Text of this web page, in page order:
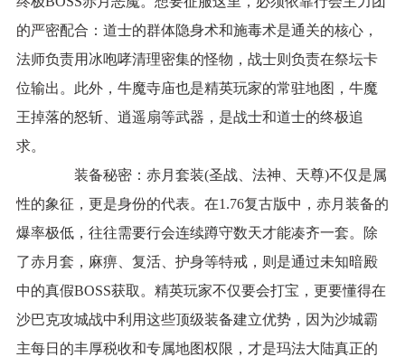
的严密配合：道士的群体隐身术和施毒术是通关的核心，
法师负责用冰咆哮清理密集的怪物，战士则负责在祭坛卡
位输出。此外，牛魔寺庙也是精英玩家的常驻地图，牛魔
王掉落的怒斩、逍遥扇等武器，是战士和道士的终极追
求。
装备秘密：赤月套装(圣战、法神、天尊)不仅是属
性的象征，更是身份的代表。在1.76复古版中，赤月装备的
爆率极低，往往需要行会连续蹲守数天才能凑齐一套。除
了赤月套，麻痹、复活、护身等特戒，则是通过未知暗殿
中的真假BOSS获取。精英玩家不仅要会打宝，更要懂得在
沙巴克攻城战中利用这些顶级装备建立优势，因为沙城霸
主每日的丰厚税收和专属地图权限，才是玛法大陆真正的